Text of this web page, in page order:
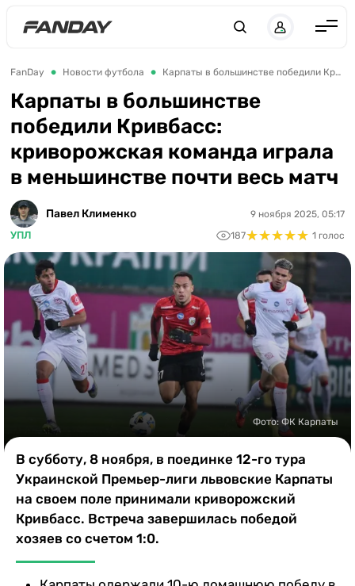
Англия
Испания
Германия
Италия
Франция
ЛЕ
ЧЕ-2028
Букмекеры
Казино
FanDay Новости футбола Карпаты в большинстве победили Кривбасс: криворожская команда играла в меньшинстве почти весь матч
Карпаты в большинстве
победили Кривбасс:
криворожская команда играла
в меньшинстве почти весь матч
Павел Клименко
УПЛ
9 ноября 2025, 05:17
187★★★★★
★★★★★ 1 голос
Фото: ФК Карпаты
В субботу, 8 ноября, в поединке 12-го тура
Украинской Премьер-лиги львовские Карпаты
на своем поле принимали криворожский
Кривбасс. Встреча завершилась победой
хозяев со счетом 1:0.